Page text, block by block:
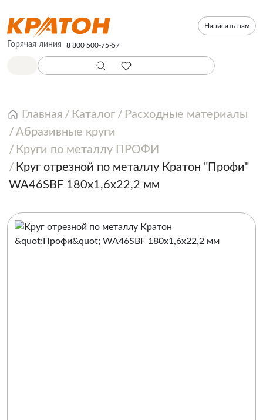
Написать нам
Горячая линия 8 800 500-75-57
Главная Каталог
Расходные материалы
Абразивные круги
Круги по металлу ПРОФИ
Круг отрезной по металлу Кратон "Профи"
WA46SBF 180х1,6х22,2 мм